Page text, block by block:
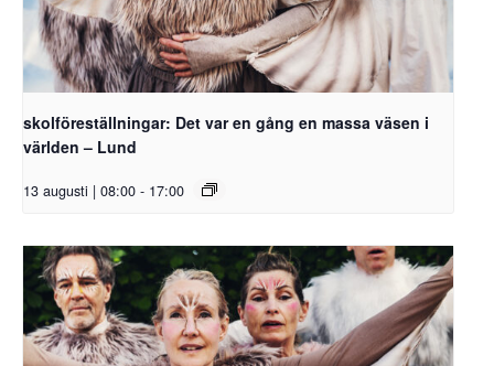
skolföreställningar: Det var en gång en massa väsen i
världen – Lund
13 augusti | 08:00 - 17:00